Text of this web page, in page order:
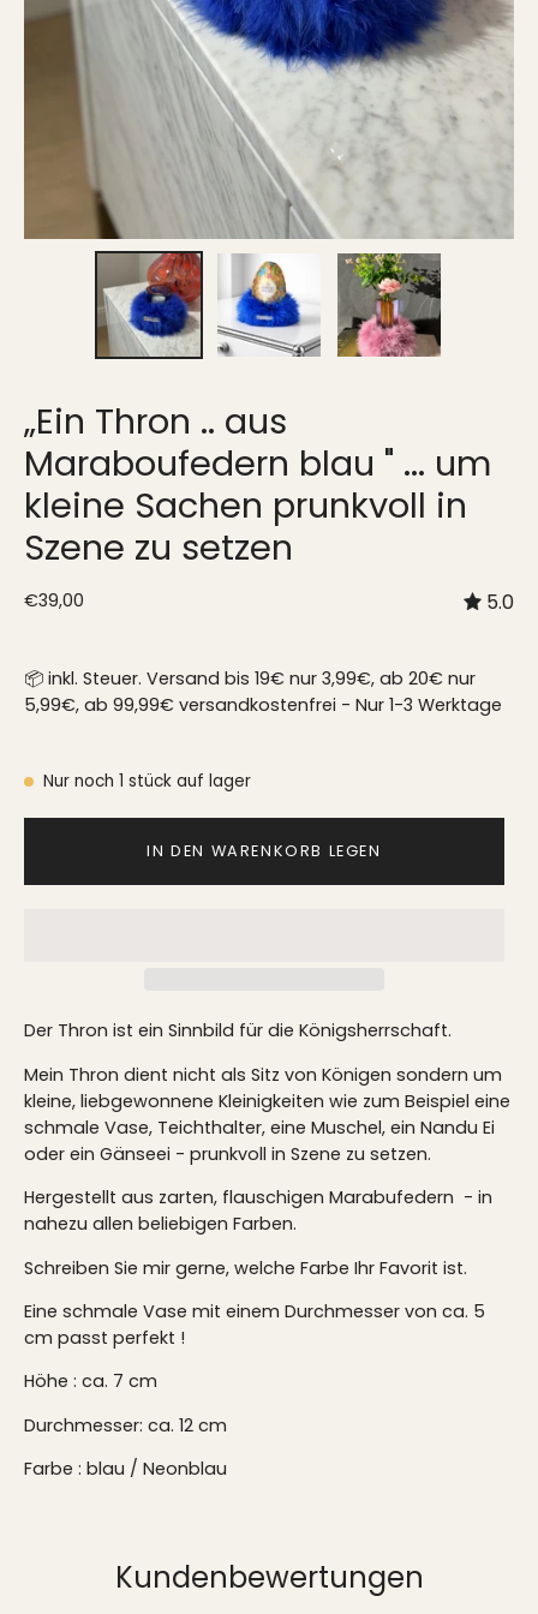
„Ein Thron .. aus
Maraboufedern blau " ... um
kleine Sachen prunkvoll in
Szene zu setzen
€39,00 5.0
📦 inkl. Steuer. Versand bis 19€ nur 3,99€, ab 20€ nur
5,99€, ab 99,99€ versandkostenfrei - Nur 1-3 Werktage
Nur noch 1 stück auf lager
IN DEN WARENKORB LEGEN
Der Thron ist ein Sinnbild für die Königsherrschaft.
Mein Thron dient nicht als Sitz von Königen sondern um
kleine, liebgewonnene Kleinigkeiten wie zum Beispiel eine
schmale Vase, Teichthalter, eine Muschel, ein Nandu Ei
oder ein Gänseei - prunkvoll in Szene zu setzen.
Hergestellt aus zarten, flauschigen Marabufedern - in
nahezu allen beliebigen Farben.
Schreiben Sie mir gerne, welche Farbe Ihr Favorit ist.
Eine schmale Vase mit einem Durchmesser von ca. 5
cm passt perfekt !
Höhe : ca. 7 cm
Durchmesser: ca. 12 cm
Farbe : blau / Neonblau
Kundenbewertungen